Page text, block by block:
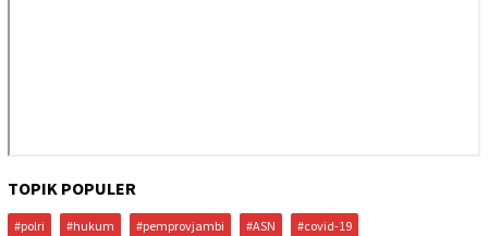
TOPIK POPULER
#polri #hukum #pemprovjambi #ASN #covid-19